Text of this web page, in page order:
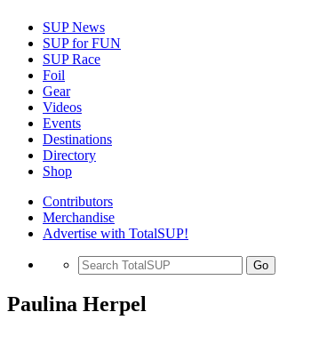
SUP News
SUP for FUN
SUP Race
Foil
Gear
Videos
Events
Destinations
Directory
Shop
Contributors
Merchandise
Advertise with TotalSUP!
Go
Paulina Herpel